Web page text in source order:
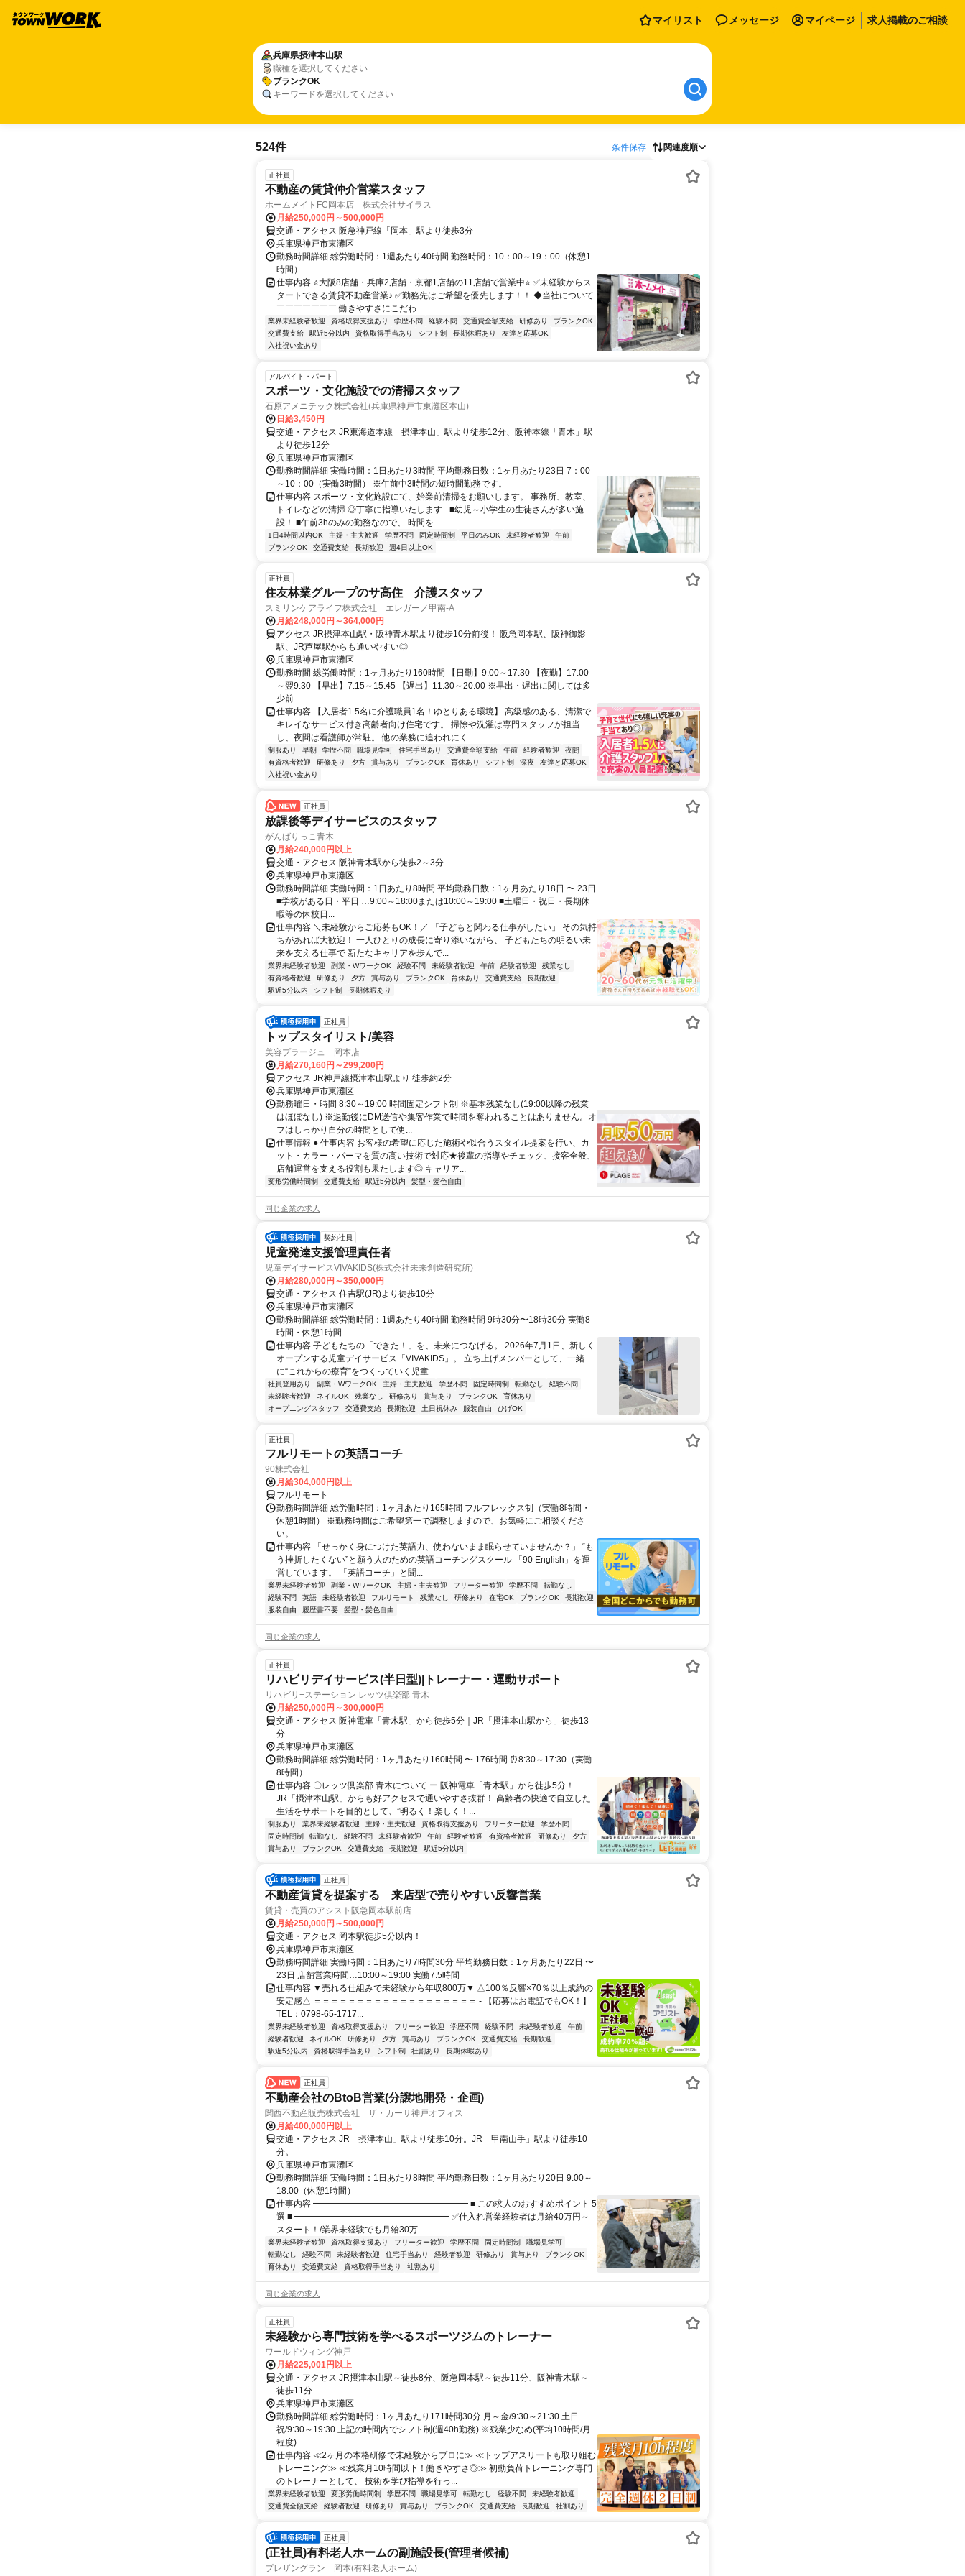
マイリスト メッセージ マイページ 求人掲載のご相談
兵庫県摂津本山駅
職種を選択してください
ブランクOK
キーワードを選択してください
524件 条件保存 関連度順
正社員
不動産の賃貸仲介営業スタッフ
ホームメイトFC岡本店 株式会社サイラス
月給250,000円～500,000円
交通・アクセス 阪急神戸線「岡本」駅より徒歩3分
兵庫県神戸市東灘区
勤務時間詳細 総労働時間：1週あたり40時間 勤務時間：10：00～19：00（休憩1
時間）
仕事内容 ⭐大阪8店舗・兵庫2店舗・京都1店舗の11店舗で営業中⭐ ✅未経験からス
タートできる賃貸不動産営業♪ ✅勤務先はご希望を優先します！！ ◆当社について
￣￣￣￣￣￣￣ 働きやすさにこだわ...
業界未経験者歓迎 資格取得支援あり 学歴不問 経験不問 交通費全額支給 研修あり
ブランクOK
交通費支給
駅近5分以内 資格取得手当あり シフト制 長期休暇あり
友達と応募OK
入社祝い金あり
アルバイト・パート
スポーツ・文化施設での清掃スタッフ
石原アメニテック株式会社(兵庫県神戸市東灘区本山)
日給3,450円
交通・アクセス JR東海道本線「摂津本山」駅より徒歩12分、阪神本線「青木」駅
より徒歩12分
兵庫県神戸市東灘区
勤務時間詳細 実働時間：1日あたり3時間 平均勤務日数：1ヶ月あたり23日 7：00
～10：00（実働3時間） ※午前中3時間の短時間勤務です。
仕事内容 スポーツ・文化施設にて、始業前清掃をお願いします。 事務所、教室、
トイレなどの清掃 ◎丁寧に指導いたします - ■幼児～小学生の生徒さんが多い施
設！ ■午前3hのみの勤務なので、 時間を...
1日4時間以内OK 主婦・主夫歓迎 学歴不問 固定時間制 平日のみOK 未経験者歓迎
午前
ブランクOK
交通費支給 長期歓迎 週4日以上OK
正社員
住友林業グループのサ高住 介護スタッフ
スミリンケアライフ株式会社 エレガーノ甲南-A
月給248,000円～364,000円
アクセス JR摂津本山駅・阪神青木駅より徒歩10分前後！ 阪急岡本駅、阪神御影
駅、JR芦屋駅からも通いやすい◎
兵庫県神戸市東灘区
勤務時間 総労働時間：1ヶ月あたり160時間 【日勤】9:00～17:30 【夜勤】17:00
～翌9:30 【早出】7:15～15:45 【遅出】11:30～20:00 ※早出・遅出に関しては多
少前...
仕事内容 【入居者1.5名に介護職員1名！ゆとりある環境】 高級感のある、清潔で
キレイなサービス付き高齢者向け住宅です。 掃除や洗濯は専門スタッフが担当
し、夜間は看護師が常駐。 他の業務に追われにく...
制服あり 早朝 学歴不問 職場見学可 住宅手当あり 交通費全額支給 午前 経験者歓迎
夜間
有資格者歓迎
研修あり 夕方 賞与あり ブランクOK 育休あり シフト制 深夜
友達と応募OK
入社祝い金あり
正社員
放課後等デイサービスのスタッフ
がんばりっこ青木
月給240,000円以上
交通・アクセス 阪神青木駅から徒歩2～3分
兵庫県神戸市東灘区
勤務時間詳細 実働時間：1日あたり8時間 平均勤務日数：1ヶ月あたり18日 〜 23日
■学校がある日・平日 …9:00～18:00または10:00～19:00 ■土曜日・祝日・長期休
暇等の休校日...
仕事内容 ＼未経験からご応募もOK！／ 「子どもと関わる仕事がしたい」 その気持
ちがあれば大歓迎！ 一人ひとりの成長に寄り添いながら、 子どもたちの明るい未
来を支える仕事で 新たなキャリアを歩んで...
業界未経験者歓迎 副業・WワークOK 経験不問 未経験者歓迎 午前 経験者歓迎
残業なし
有資格者歓迎
研修あり 夕方 賞与あり ブランクOK 育休あり 交通費支給
長期歓迎
駅近5分以内
シフト制 長期休暇あり
正社員
トップスタイリスト/美容
美容プラージュ 岡本店
月給270,160円～299,200円
アクセス JR神戸線摂津本山駅より 徒歩約2分
兵庫県神戸市東灘区
勤務曜日・時間 8:30～19:00 時間固定シフト制 ※基本残業なし(19:00以降の残業
はほぼなし) ※退勤後にDM送信や集客作業で時間を奪われることはありません。オ
フはしっかり自分の時間として使...
仕事情報 ● 仕事内容 お客様の希望に応じた施術や似合うスタイル提案を行い、カ
ット・カラー・パーマを質の高い技術で対応★後輩の指導やチェック、接客全般、
店舗運営を支える役割も果たします◎ キャリア...
変形労働時間制 交通費支給 駅近5分以内 髪型・髪色自由
同じ企業の求人
契約社員
児童発達支援管理責任者
児童デイサービスVIVAKIDS(株式会社未来創造研究所)
月給280,000円～350,000円
交通・アクセス 住吉駅(JR)より徒歩10分
兵庫県神戸市東灘区
勤務時間詳細 総労働時間：1週あたり40時間 勤務時間 9時30分〜18時30分 実働8
時間・休憩1時間
仕事内容 子どもたちの「できた！」を、未来につなげる。 2026年7月1日、新しく
オープンする児童デイサービス「VIVAKIDS」。 立ち上げメンバーとして、一緒
に“これからの療育”をつくっていく児童...
社員登用あり 副業・WワークOK 主婦・主夫歓迎 学歴不問 固定時間制 転勤なし
経験不問
未経験者歓迎
ネイルOK 残業なし 研修あり 賞与あり ブランクOK
育休あり
オープニングスタッフ
交通費支給 長期歓迎 土日祝休み 服装自由 ひげOK
正社員
フルリモートの英語コーチ
90株式会社
月給304,000円以上
フルリモート
勤務時間詳細 総労働時間：1ヶ月あたり165時間 フルフレックス制（実働8時間・
休憩1時間） ※勤務時間はご希望第一で調整しますので、お気軽にご相談くださ
い。
仕事内容 「せっかく身につけた英語力、使わないまま眠らせていませんか？」 “も
う挫折したくない”と願う人のための英語コーチングスクール 「90 English」を運
営しています。 「英語コーチ」と聞...
業界未経験者歓迎 副業・WワークOK 主婦・主夫歓迎 フリーター歓迎 学歴不問
転勤なし
経験不問
英語 未経験者歓迎 フルリモート 残業なし 研修あり 在宅OK ブランクOK
長期歓迎
服装自由
履歴書不要 髪型・髪色自由
同じ企業の求人
正社員
リハビリデイサービス(半日型)|トレーナー・運動サポート
リハビリ+ステーション レッツ倶楽部 青木
月給250,000円～300,000円
交通・アクセス 阪神電車「青木駅」から徒歩5分｜JR「摂津本山駅から」徒歩13
分
兵庫県神戸市東灘区
勤務時間詳細 総労働時間：1ヶ月あたり160時間 〜 176時間 ⏰8:30～17:30（実働
8時間）
仕事内容 〇レッツ倶楽部 青木について ー 阪神電車「青木駅」から徒歩5分！
JR「摂津本山駅」からも好アクセスで通いやすさ抜群！ 高齢者の快適で自立した
生活をサポートを目的として、”明るく！楽しく！...
制服あり 業界未経験者歓迎 主婦・主夫歓迎 資格取得支援あり フリーター歓迎
学歴不問
固定時間制
転勤なし 経験不問 未経験者歓迎 午前 経験者歓迎 有資格者歓迎 研修あり
夕方
賞与あり
ブランクOK 交通費支給 長期歓迎 駅近5分以内
正社員
不動産賃貸を提案する 来店型で売りやすい反響営業
賃貸・売買のアシスト阪急岡本駅前店
月給250,000円～500,000円
交通・アクセス 岡本駅徒歩5分以内！
兵庫県神戸市東灘区
勤務時間詳細 実働時間：1日あたり7時間30分 平均勤務日数：1ヶ月あたり22日 〜
23日 店舗営業時間…10:00～19:00 実働7.5時間
仕事内容 ▼売れる仕組みで未経験から年収800万▼ △100％反響×70％以上成約の
安定感△ ＝＝＝＝＝＝＝＝＝＝＝＝＝＝＝＝＝＝＝ - 【応募はお電話でもOK！】
TEL：0798-65-1717...
業界未経験者歓迎 資格取得支援あり フリーター歓迎 学歴不問 経験不問 未経験者歓迎
午前
経験者歓迎
ネイルOK 研修あり 夕方 賞与あり ブランクOK 交通費支給
長期歓迎
駅近5分以内
資格取得手当あり シフト制 社割あり 長期休暇あり
正社員
不動産会社のBtoB営業(分譲地開発・企画)
関西不動産販売株式会社 ザ・カーサ神戸オフィス
月給400,000円以上
交通・アクセス JR「摂津本山」駅より徒歩10分。JR「甲南山手」駅より徒歩10
分。
兵庫県神戸市東灘区
勤務時間詳細 実働時間：1日あたり8時間 平均勤務日数：1ヶ月あたり20日 9:00～
18:00（休憩1時間）
仕事内容 ━━━━━━━━━━━━━━━━━━ ■ この求人のおすすめポイント 5
選 ■ ━━━━━━━━━━━━━━━━━━ ✅仕入れ営業経験者は月給40万円～
スタート！/業界未経験でも月給30万...
業界未経験者歓迎 資格取得支援あり フリーター歓迎 学歴不問 固定時間制
職場見学可
転勤なし
経験不問 未経験者歓迎 住宅手当あり 経験者歓迎 研修あり 賞与あり
ブランクOK
育休あり
交通費支給 資格取得手当あり 社割あり
同じ企業の求人
正社員
未経験から専門技術を学べるスポーツジムのトレーナー
ワールドウィング神戸
月給225,001円以上
交通・アクセス JR摂津本山駅～徒歩8分、阪急岡本駅～徒歩11分、阪神青木駅～
徒歩11分
兵庫県神戸市東灘区
勤務時間詳細 総労働時間：1ヶ月あたり171時間30分 月～金/9:30～21:30 土日
祝/9:30～19:30 上記の時間内でシフト制(週40h勤務) ※残業少なめ(平均10時間/月
程度)
仕事内容 ≪2ヶ月の本格研修で未経験からプロに≫ ≪トップアスリートも取り組む
トレーニング≫ ≪残業月10時間以下！働きやすさ◎≫ 初動負荷トレーニング専門
のトレーナーとして、 技術を学び指導を行っ...
業界未経験者歓迎 変形労働時間制 学歴不問 職場見学可 転勤なし 経験不問
未経験者歓迎
交通費全額支給
経験者歓迎 研修あり 賞与あり ブランクOK 交通費支給 長期歓迎 社割あり
正社員
(正社員)有料老人ホームの副施設長(管理者候補)
プレザングラン 岡本(有料老人ホーム)